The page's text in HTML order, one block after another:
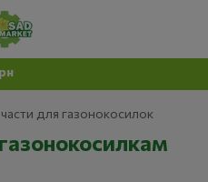
для газонокосилок